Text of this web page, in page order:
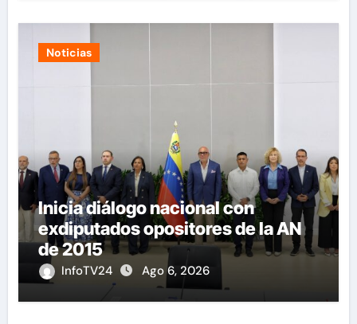
Noticias
Inicia diálogo nacional con
exdiputados opositores de la AN
de 2015
InfoTV24 Ago 6, 2026